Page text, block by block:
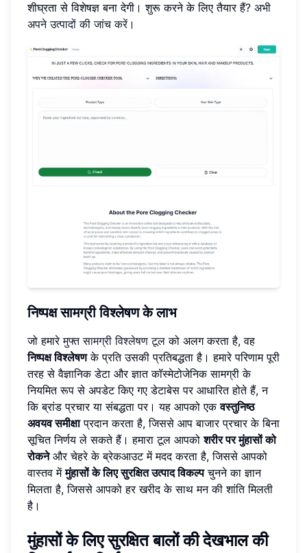
शीघ्रता से विशेषज्ञ बना देगी। शुरू करने के लिए तैयार हैं? अभी
अपने उत्पादों की जांच करें।
निष्पक्ष सामग्री विश्लेषण के लाभ
जो हमारेमुफ्त सामग्री विश्लेषण टूल को अलग करता है, वह
निष्पक्ष विश्लेषणके प्रति उसकी प्रतिबद्धता है। हमारे परिणाम पूरी
तरह से वैज्ञानिक डेटा और ज्ञात कॉस्मेटोजेनिक सामग्री के
नियमित रूप से अपडेट किए गए डेटाबेस पर आधारित होते हैं, न
कि ब्रांड प्रचार या संबद्धता पर। यह आपको एकवस्तुनिष्ठ
अवयव समीक्षाप्रदान करता है, जिससे आप बाजार प्रचार के बिना
सूचित निर्णय ले सकते हैं। हमारा टूल आपकोशरीर पर मुंहासों को
रोकनेऔर चेहरे के ब्रेकआउट में मदद करता है, जिससे आपको
वास्तव मेंमुंहासों के लिए सुरक्षित उत्पाद विकल्पचुनने का ज्ञान
मिलता है, जिससे आपको हर खरीद के साथ मन की शांति मिलती
है।
मुंहासों के लिए सुरक्षित बालों की देखभाल की